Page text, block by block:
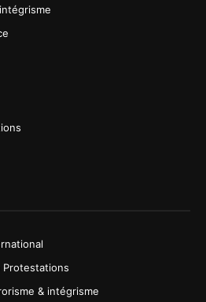
Protestations
& intégrisme